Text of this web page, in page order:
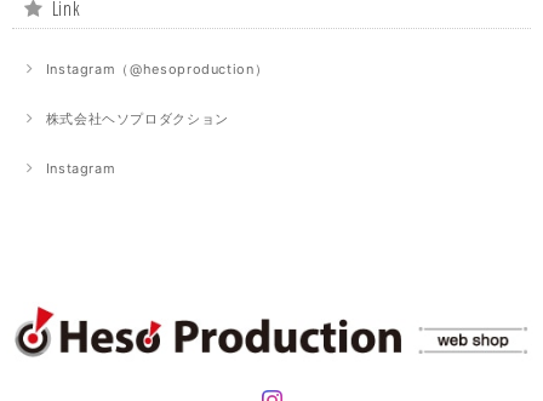
Link
Instagram（@hesoproduction）
株式会社ヘソプロダクション
Instagram